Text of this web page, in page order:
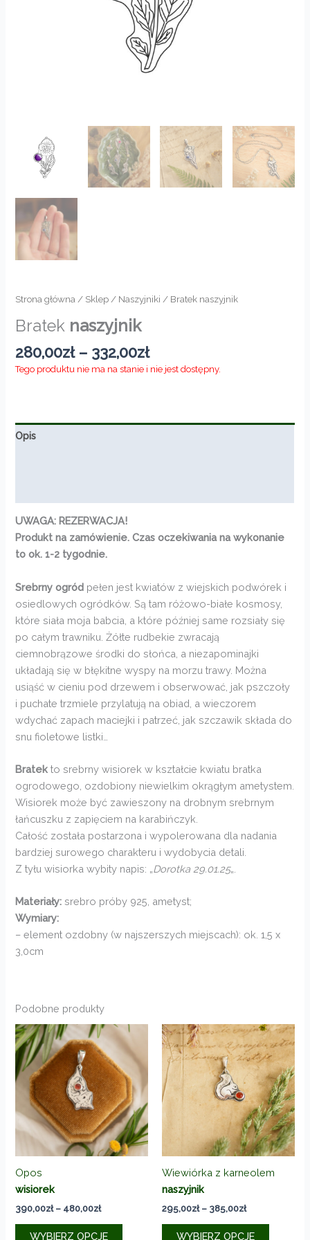
Strona główna / Sklep / Naszyjniki / Bratek naszyjnik
Bratek naszyjnik
280,00zł – 332,00złZakres
cen:
Tego produktu nie ma na stanie i nie jest dostępny.
Opis
UWAGA: REZERWACJA!
Produkt na zamówienie. Czas oczekiwania na wykonanie
to ok. 1-2 tygodnie.
Srebrny ogród pełen jest kwiatów z wiejskich podwórek i
osiedlowych ogródków. Są tam różowo-białe kosmosy,
które siała moja babcia, a które później same rozsiały się
po całym trawniku. Żółte rudbekie zwracają
ciemnobrązowe środki do słońca, a niezapominajki
układają się w błękitne wyspy na morzu trawy. Można
usiąść w cieniu pod drzewem i obserwować, jak pszczoły
i puchate trzmiele przylatują na obiad, a wieczorem
wdychać zapach maciejki i patrzeć, jak szczawik składa do
snu fioletowe listki…
Bratek to srebrny wisiorek w kształcie kwiatu bratka
ogrodowego, ozdobiony niewielkim okrągłym ametystem.
Wisiorek może być zawieszony na drobnym srebrnym
łańcuszku z zapięciem na karabińczyk.
Całość została postarzona i wypolerowana dla nadania
bardziej surowego charakteru i wydobycia detali.
Z tyłu wisiorka wybity napis: „Dorotka 29.01.25„.
Materiały: srebro próby 925, ametyst;
Wymiary:
– element ozdobny (w najszerszych miejscach): ok. 1,5 x
3,0cm
Podobne produkty
Opos
wisiorek
390,00zł – 480,00złZakres
od
WYBIERZ OPCJE
Ten
Wiewiórka z karneolem
naszyjnik
295,00zł – 385,00złZakres
od
WYBIERZ OPCJE
Ten